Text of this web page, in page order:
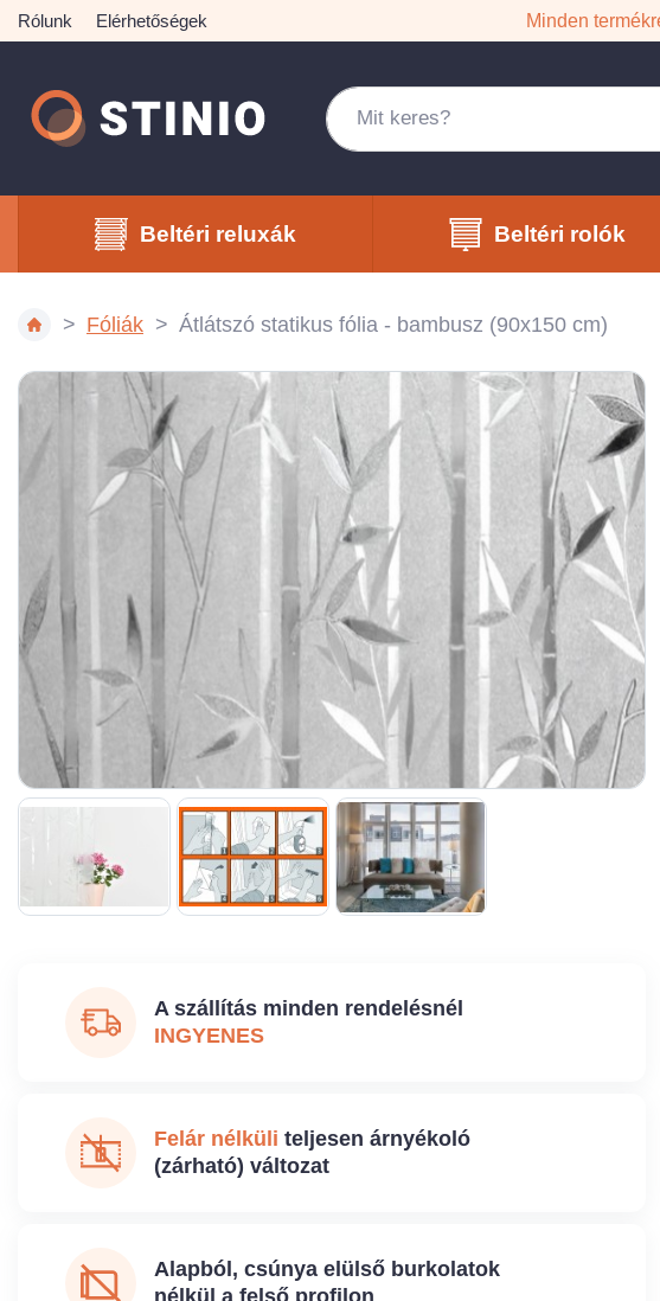
Rólunk Elérhetőségek Minden
Beltéri reluxák Beltéri rolók
Fóliák Átlátszó statikus fólia - bambusz (90x150 cm)
A szállítás minden rendelésnél
INGYENES
Felár nélküli teljesen árnyékoló
(zárható) változat
Alapból, csúnya elülső burkolatok